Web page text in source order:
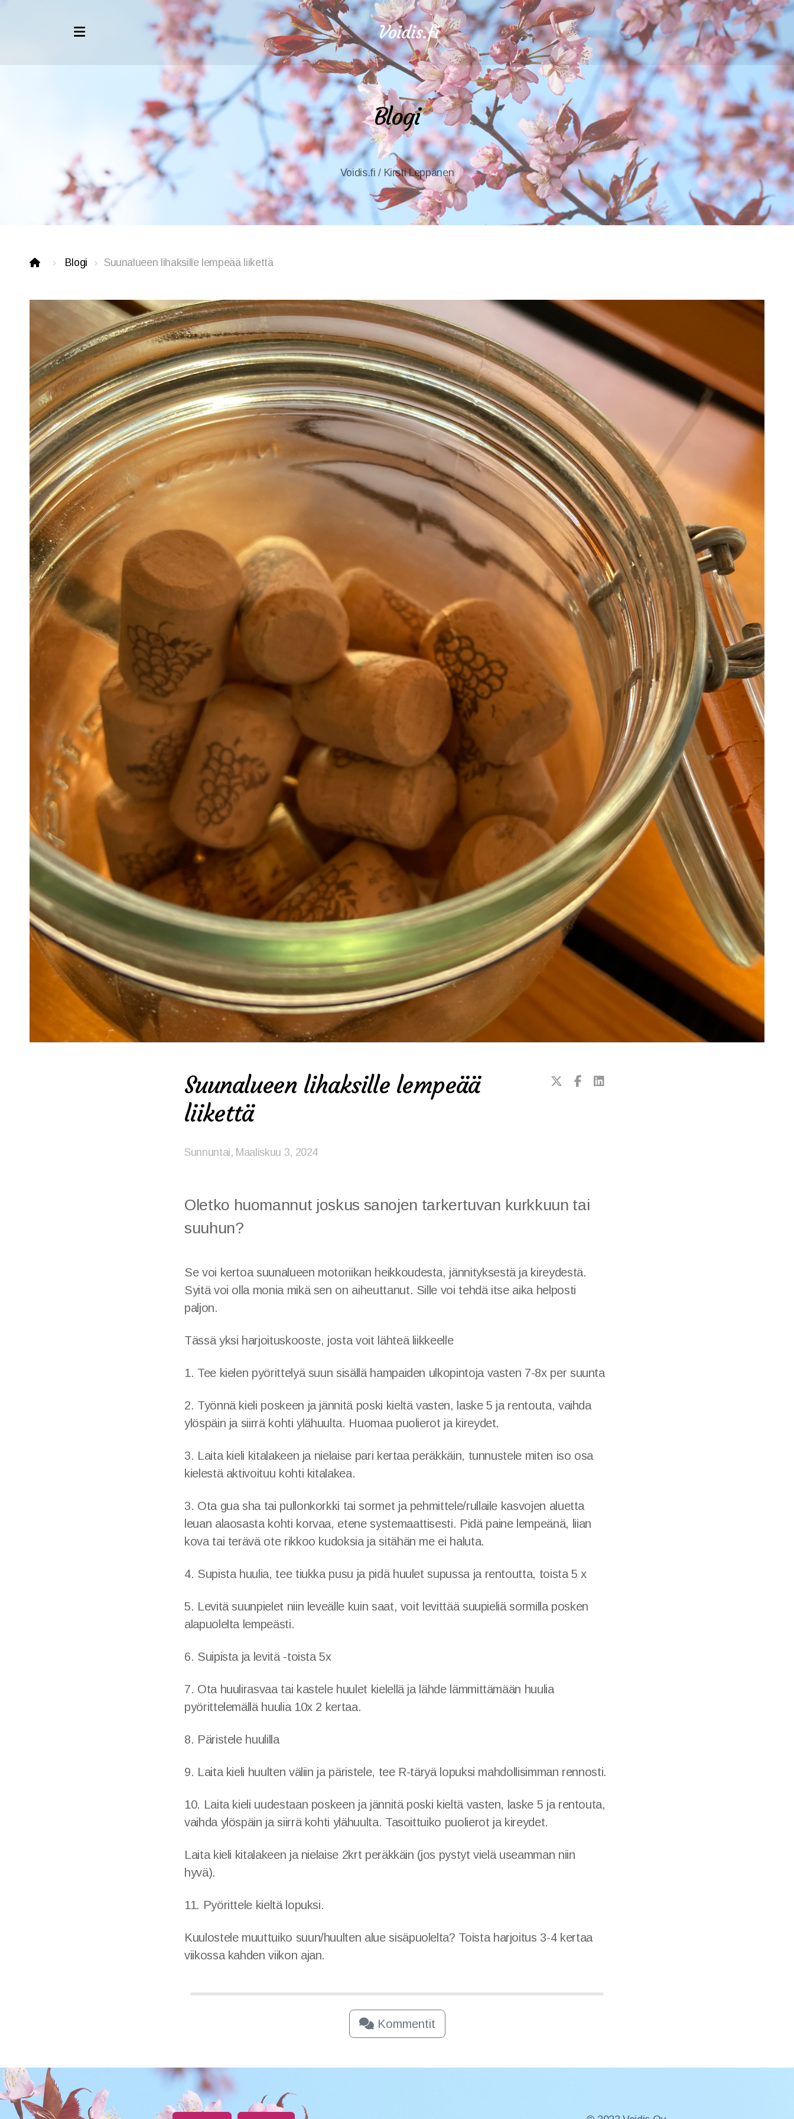
Voidis.fi
Blogi
Voidis.fi / Kirsti Leppänen
Blogi Suunalueen lihaksille lempeää liikettä
Suunalueen lihaksille lempeää
liikettä
Sunnuntai, Maaliskuu 3, 2024
Oletko huomannut joskus sanojen tarkertuvan kurkkuun tai
suuhun?
Se voi kertoa suunalueen motoriikan heikkoudesta, jännityksestä ja kireydestä.
Syitä voi olla monia mikä sen on aiheuttanut. Sille voi tehdä itse aika helposti
paljon.
Tässä yksi harjoituskooste, josta voit lähteä liikkeelle
1. Tee kielen pyörittelyä suun sisällä hampaiden ulkopintoja vasten 7-8x per suunta
2. Työnnä kieli poskeen ja jännitä poski kieltä vasten, laske 5 ja rentouta, vaihda
ylöspäin ja siirrä kohti ylähuulta. Huomaa puolierot ja kireydet.
3. Laita kieli kitalakeen ja nielaise pari kertaa peräkkäin, tunnustele miten iso osa
kielestä aktivoituu kohti kitalakea.
3. Ota gua sha tai pullonkorkki tai sormet ja pehmittele/rullaile kasvojen aluetta
leuan alaosasta kohti korvaa, etene systemaattisesti. Pidä paine lempeänä, liian
kova tai terävä ote rikkoo kudoksia ja sitähän me ei haluta.
4. Supista huulia, tee tiukka pusu ja pidä huulet supussa ja rentoutta, toista 5 x
5. Levitä suunpielet niin leveälle kuin saat, voit levittää suupieliä sormilla posken
alapuolelta lempeästi.
6. Suipista ja levitä -toista 5x
7. Ota huulirasvaa tai kastele huulet kielellä ja lähde lämmittämään huulia
pyörittelemällä huulia 10x 2 kertaa.
8. Päristele huulilla
9. Laita kieli huulten väliin ja päristele, tee R-täryä lopuksi mahdollisimman rennosti.
10. Laita kieli uudestaan poskeen ja jännitä poski kieltä vasten, laske 5 ja rentouta,
vaihda ylöspäin ja siirrä kohti ylähuulta. Tasoittuiko puolierot ja kireydet.
Laita kieli kitalakeen ja nielaise 2krt peräkkäin (jos pystyt vielä useamman niin
hyvä).
11. Pyörittele kieltä lopuksi.
Kuulostele muuttuiko suun/huulten alue sisäpuolelta? Toista harjoitus 3-4 kertaa
viikossa kahden viikon ajan.
Kommentit
Verkkokurssit äänihyvinvointiin
Asiakaspolku
VoiceWell® -hoito
VoiceWell-hoitajat
VoiceWell-puheterapeutit
Kicka Leppänen
In English
Väitöstutkimus
Tietosuojaseloste
Ohjeita kotiin
Artikkeleita